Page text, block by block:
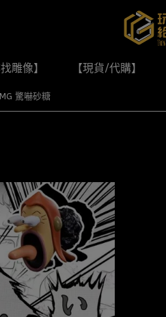
雕像】 【現貨/代購】
驚嚇砂糖